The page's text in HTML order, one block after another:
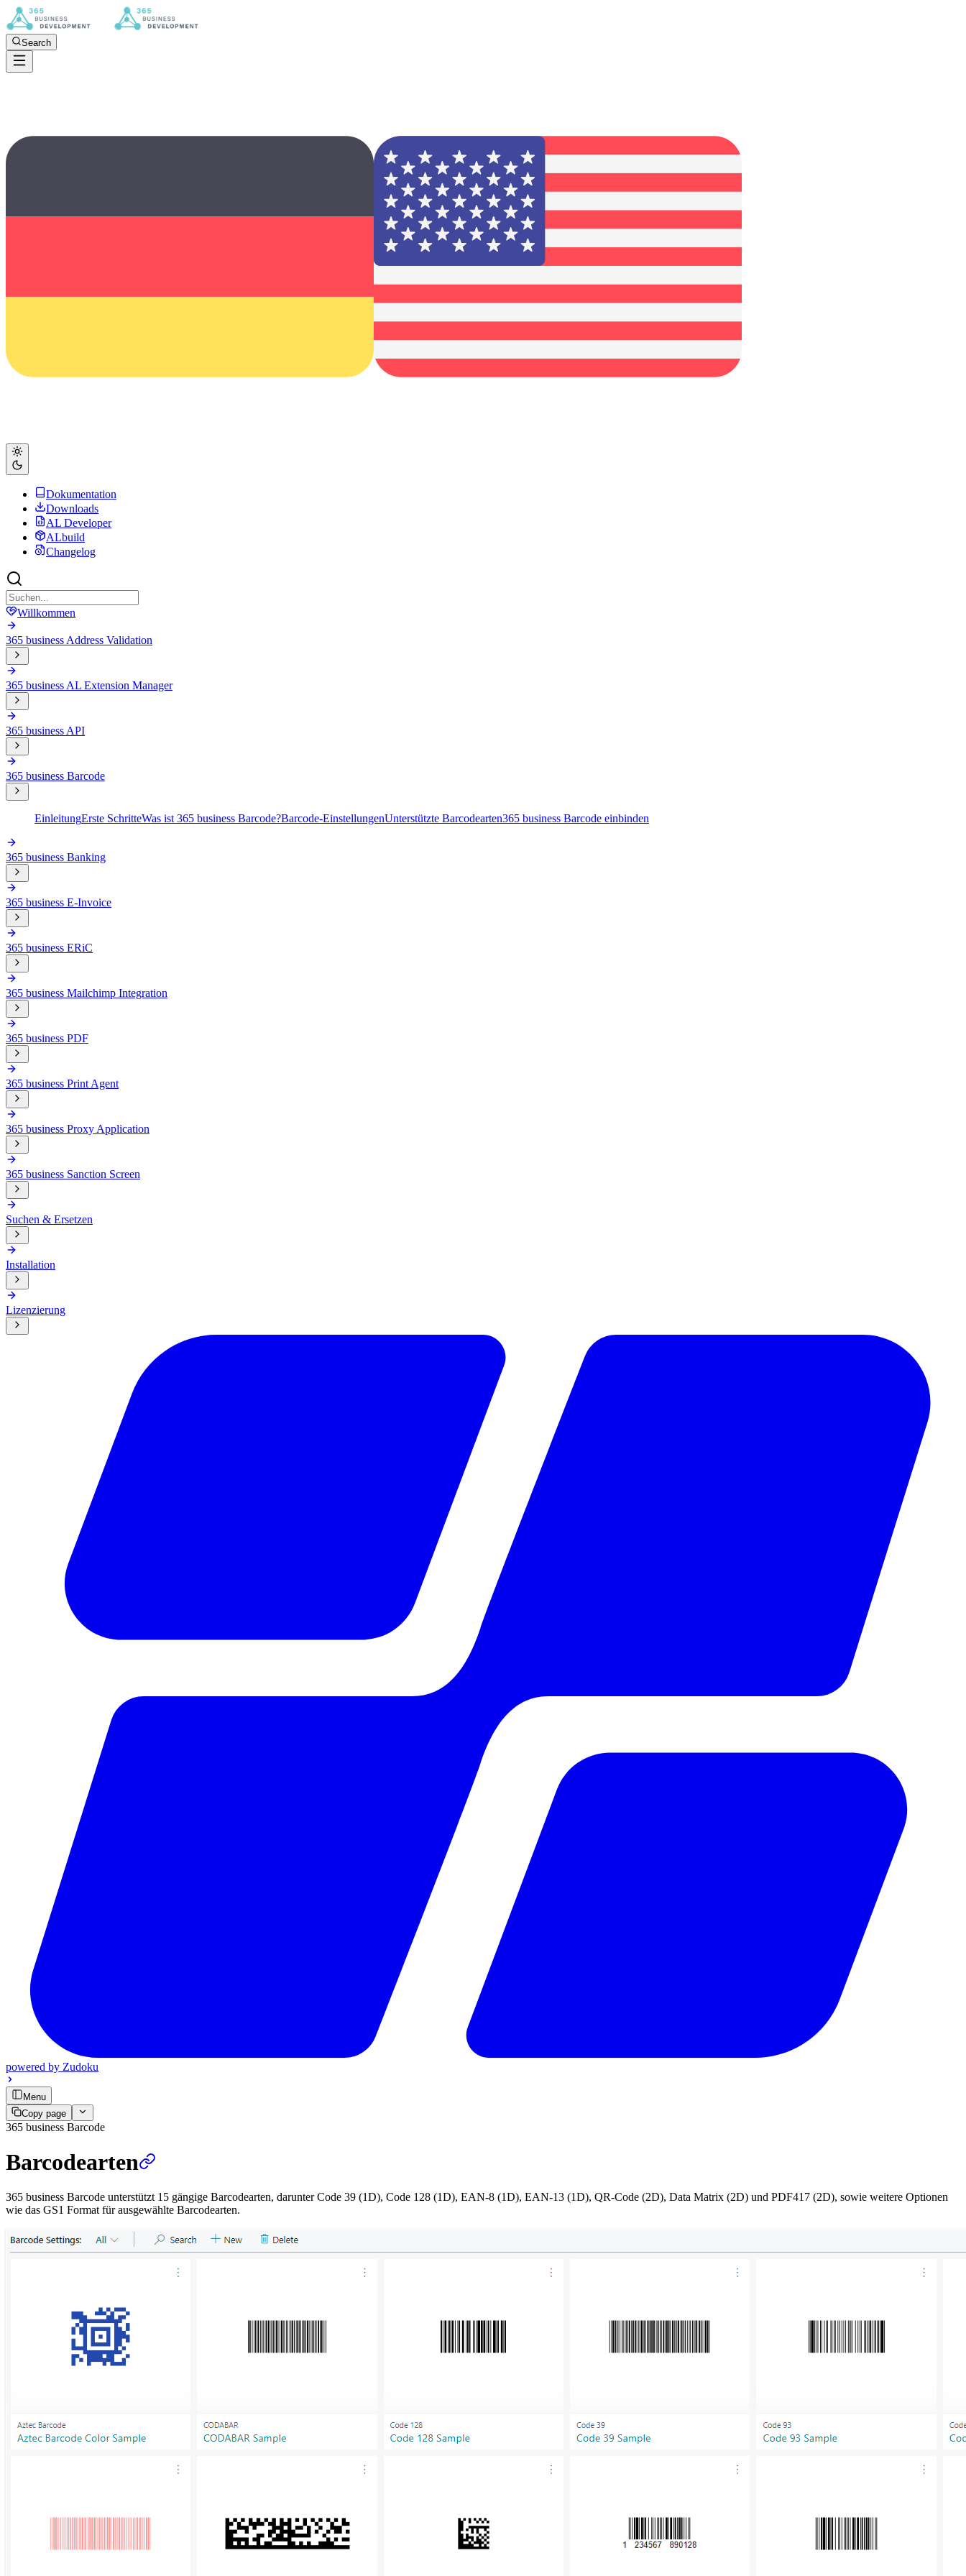
Search
Dokumentation
Downloads
AL Developer
ALbuild
Changelog
Willkommen
365 business Address Validation
365 business AL Extension Manager
365 business API
365 business Barcode
EinleitungErste SchritteWas ist 365 business Barcode?Barcode-EinstellungenUnterstützte Barcodearten365 business Barcode einbinden
365 business Banking
365 business E-Invoice
365 business ERiC
365 business Mailchimp Integration
365 business PDF
365 business Print Agent
365 business Proxy Application
365 business Sanction Screen
Suchen & Ersetzen
Installation
Lizenzierung
powered by Zudoku
Menu
Copy page
365 business Barcode
Barcodearten
365 business Barcode unterstützt 15 gängige Barcodearten, darunter Code 39 (1D), Code 128 (1D), EAN-8 (1D), EAN-13 (1D), QR-Code (2D), Data Matrix (2D) und PDF417 (2D), sowie weitere Optionen
wie das GS1 Format für ausgewählte Barcodearten.